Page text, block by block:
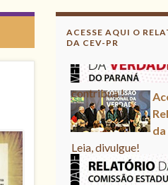
ACESSE AQUI O
DA CEV-PR
contribua !
da
Leia, divulgue!